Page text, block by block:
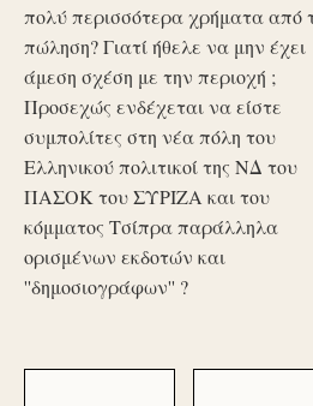
πολύ περισσότερα χρήματα από
πώληση? Γιατί ήθελε να μην έχει
άμεση σχέση με την περιοχή ;
Προσεχώς ενδέχεται να είστε
συμπολίτες στη νέα πόλη του
Ελληνικού πολιτικοί της ΝΔ του
ΠΑΣΟΚ του ΣΥΡΙΖΑ και του
κόμματος Τσίπρα παράλληλα
ορισμένων εκδοτών και
''δημοσιογράφων'' ?